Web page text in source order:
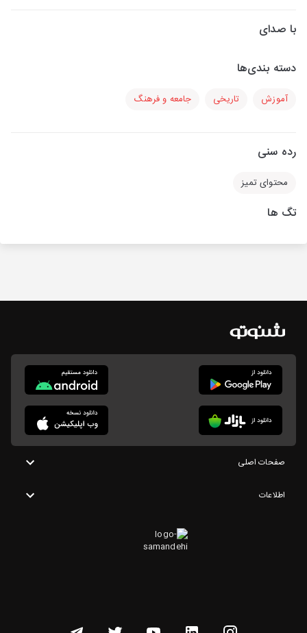
با صدای
دسته بندی‌ها
آموزش تاریخی جامعه و فرهنگ
رده سنی
محتوای تمیز
تگ ها
صفحات اصلی
اطلاعات